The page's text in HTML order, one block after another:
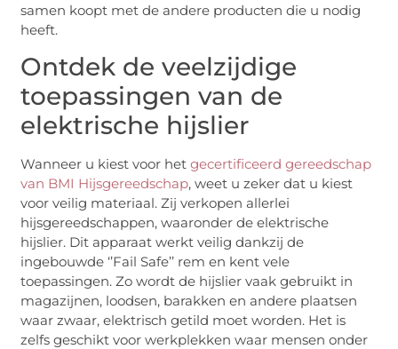
samen koopt met de andere producten die u nodig
heeft.
Ontdek de veelzijdige
toepassingen van de
elektrische hijslier
Wanneer u kiest voor hetgecertificeerd gereedschap
van BMI Hijsgereedschap, weet u zeker dat u kiest
voor veilig materiaal. Zij verkopen allerlei
hijsgereedschappen, waaronder de elektrische
hijslier. Dit apparaat werkt veilig dankzij de
ingebouwde ‘’Fail Safe’’ rem en kent vele
toepassingen. Zo wordt de hijslier vaak gebruikt in
magazijnen, loodsen, barakken en andere plaatsen
waar zwaar, elektrisch getild moet worden. Het is
zelfs geschikt voor werkplekken waar mensen onder